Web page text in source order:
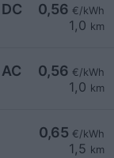
0,56 €/kWh
1,0 km
Volkschule
0,56 €/kWh
1,0 km
Volkschule
0,65 €/kWh
1,5 km